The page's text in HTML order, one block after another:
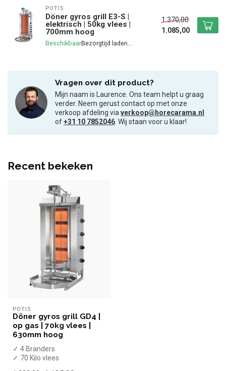
POTIS
Döner gyros grill E3-S |
elektrisch | 50kg vlees |
700mm hoog
Beschikbaar
1.370,00
1.085,00
Vragen over dit product?
Mijn naam is Laurence. Ons team helpt u graag
verder. Neem gerust contact op met onze
verkoop afdeling viaverkoop@horecarama.nl
of+31 10 7852046. Wij staan voor u klaar!
Recent bekeken
POTIS
Döner gyros grill GD4 |
op gas | 70kg vlees |
630mm hoog
✓ 4 Branders
✓ 70 Kilo vlees